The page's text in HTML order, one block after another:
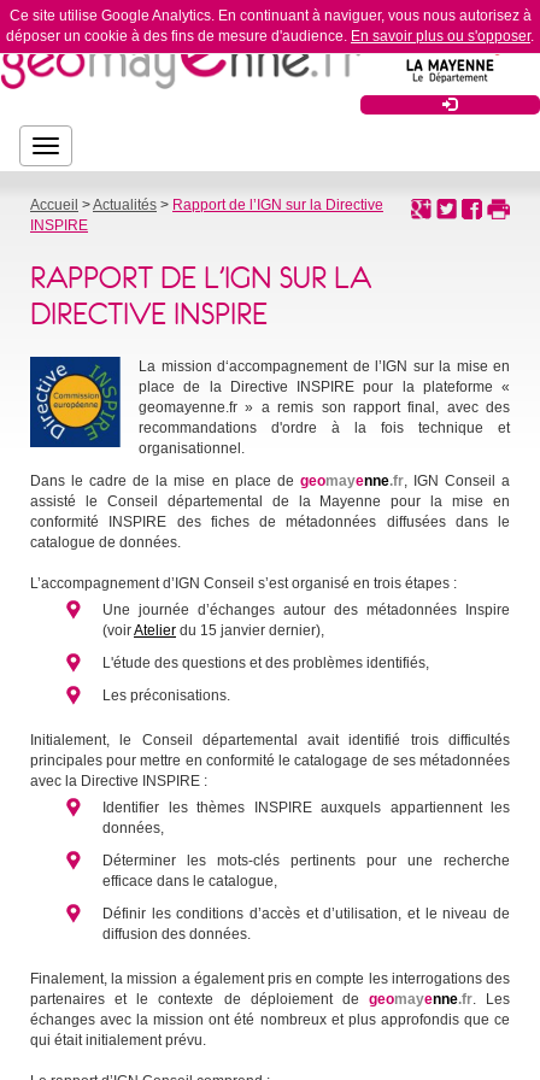
Ce site utilise Google Analytics. En continuant à naviguer, vous nous autorisez à
déposer un cookie à des fins de mesure d'audience. En savoir plus ou s'opposer.
Bouton
de
navigation
Bouton de navigation
Accueil >Actualités > Rapport de l’IGN sur la Directive
INSPIRE
RAPPORT DE L’IGN SUR LA
DIRECTIVE INSPIRE
La mission d‘accompagnement de l’IGN sur la mise en
place de la Directive INSPIRE pour la plateforme «
geomayenne.fr » a remis son rapport final, avec des
recommandations d'ordre à la fois technique et
organisationnel.
Dans le cadre de la mise en place de geomayenne.fr, IGN Conseil a
assisté le Conseil départemental de la Mayenne pour la mise en
conformité INSPIRE des fiches de métadonnées diffusées dans le
catalogue de données.
L’accompagnement d’IGN Conseil s’est organisé en trois étapes :
Une journée d’échanges autour des métadonnées Inspire
(voirAtelier du 15 janvier dernier),
L'étude des questions et des problèmes identifiés,
Les préconisations.
Initialement, le Conseil départemental avait identifié trois difficultés
principales pour mettre en conformité le catalogage de ses métadonnées
avec la Directive INSPIRE :
Identifier les thèmes INSPIRE auxquels appartiennent les
données,
Déterminer les mots-clés pertinents pour une recherche
efficace dans le catalogue,
Définir les conditions d’accès et d’utilisation, et le niveau de
diffusion des données.
Finalement, la mission a également pris en compte les interrogations des
partenaires et le contexte de déploiement de geomayenne.fr. Les
échanges avec la mission ont été nombreux et plus approfondis que ce
qui était initialement prévu.